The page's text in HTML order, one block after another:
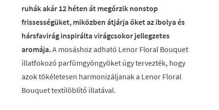
ruhák akár 12 héten át megőrzik nonstop
frissességüket, miközben átjárja őket az ibolya és
hársfavirág inspirálta virágcsokor jellegzetes
aromája.A mosáshoz adható Lenor Floral Bouquet
illatfokozó parfümgyöngyöket úgy tervezték, hogy
azok tökéletesen harmonizáljanak a Lenor Floral
Bouquet textilöblítő illatával.